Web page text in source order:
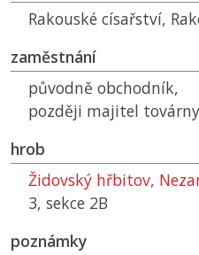
Rakouské císařství,
zaměstnání
původně obchodník,
později majitel továrny
hrob
Židovský hřbitov,
3, sekce 2B
poznámky